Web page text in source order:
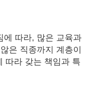
에 따라, 많은 교육과
은 직종까지 계층이
따라 갖는 책임과 특